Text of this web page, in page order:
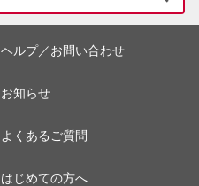
ヘルプ／お問い合わせ
お知らせ
よくあるご質問
はじめての方へ